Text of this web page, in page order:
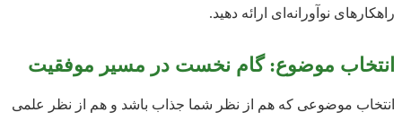
راهکارهای نوآورانه‌ای ارائه دهید.
انتخاب موضوع: گام نخست در مسیر موفقیت
انتخاب موضوعی که هم از نظر شما جذاب باشد و هم از نظر علمی